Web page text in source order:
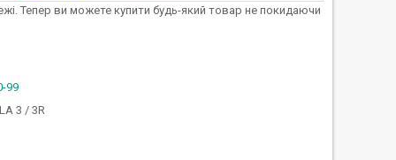
Тепер ви можете купити будь-який товар не покидаючи
99
3 / 3R